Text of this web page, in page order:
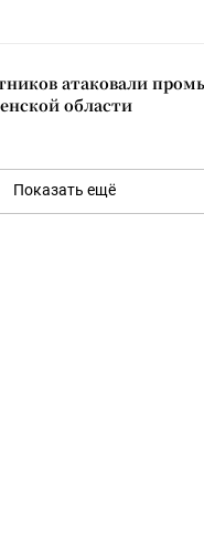
атаковали
области
Показать ещё